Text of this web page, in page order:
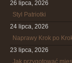
26 lipca, 2026
Styl Patriotki
24 lipca, 2026
Naprawy Krok po
23 lipca, 2026
Jak przygotować